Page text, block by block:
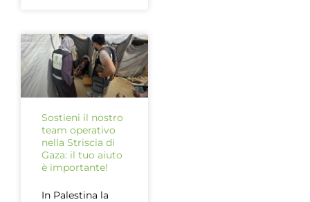
Sostieni il nostro
team operativo
nella Striscia di
Gaza: il tuo aiuto
è importante!
In Palestina la